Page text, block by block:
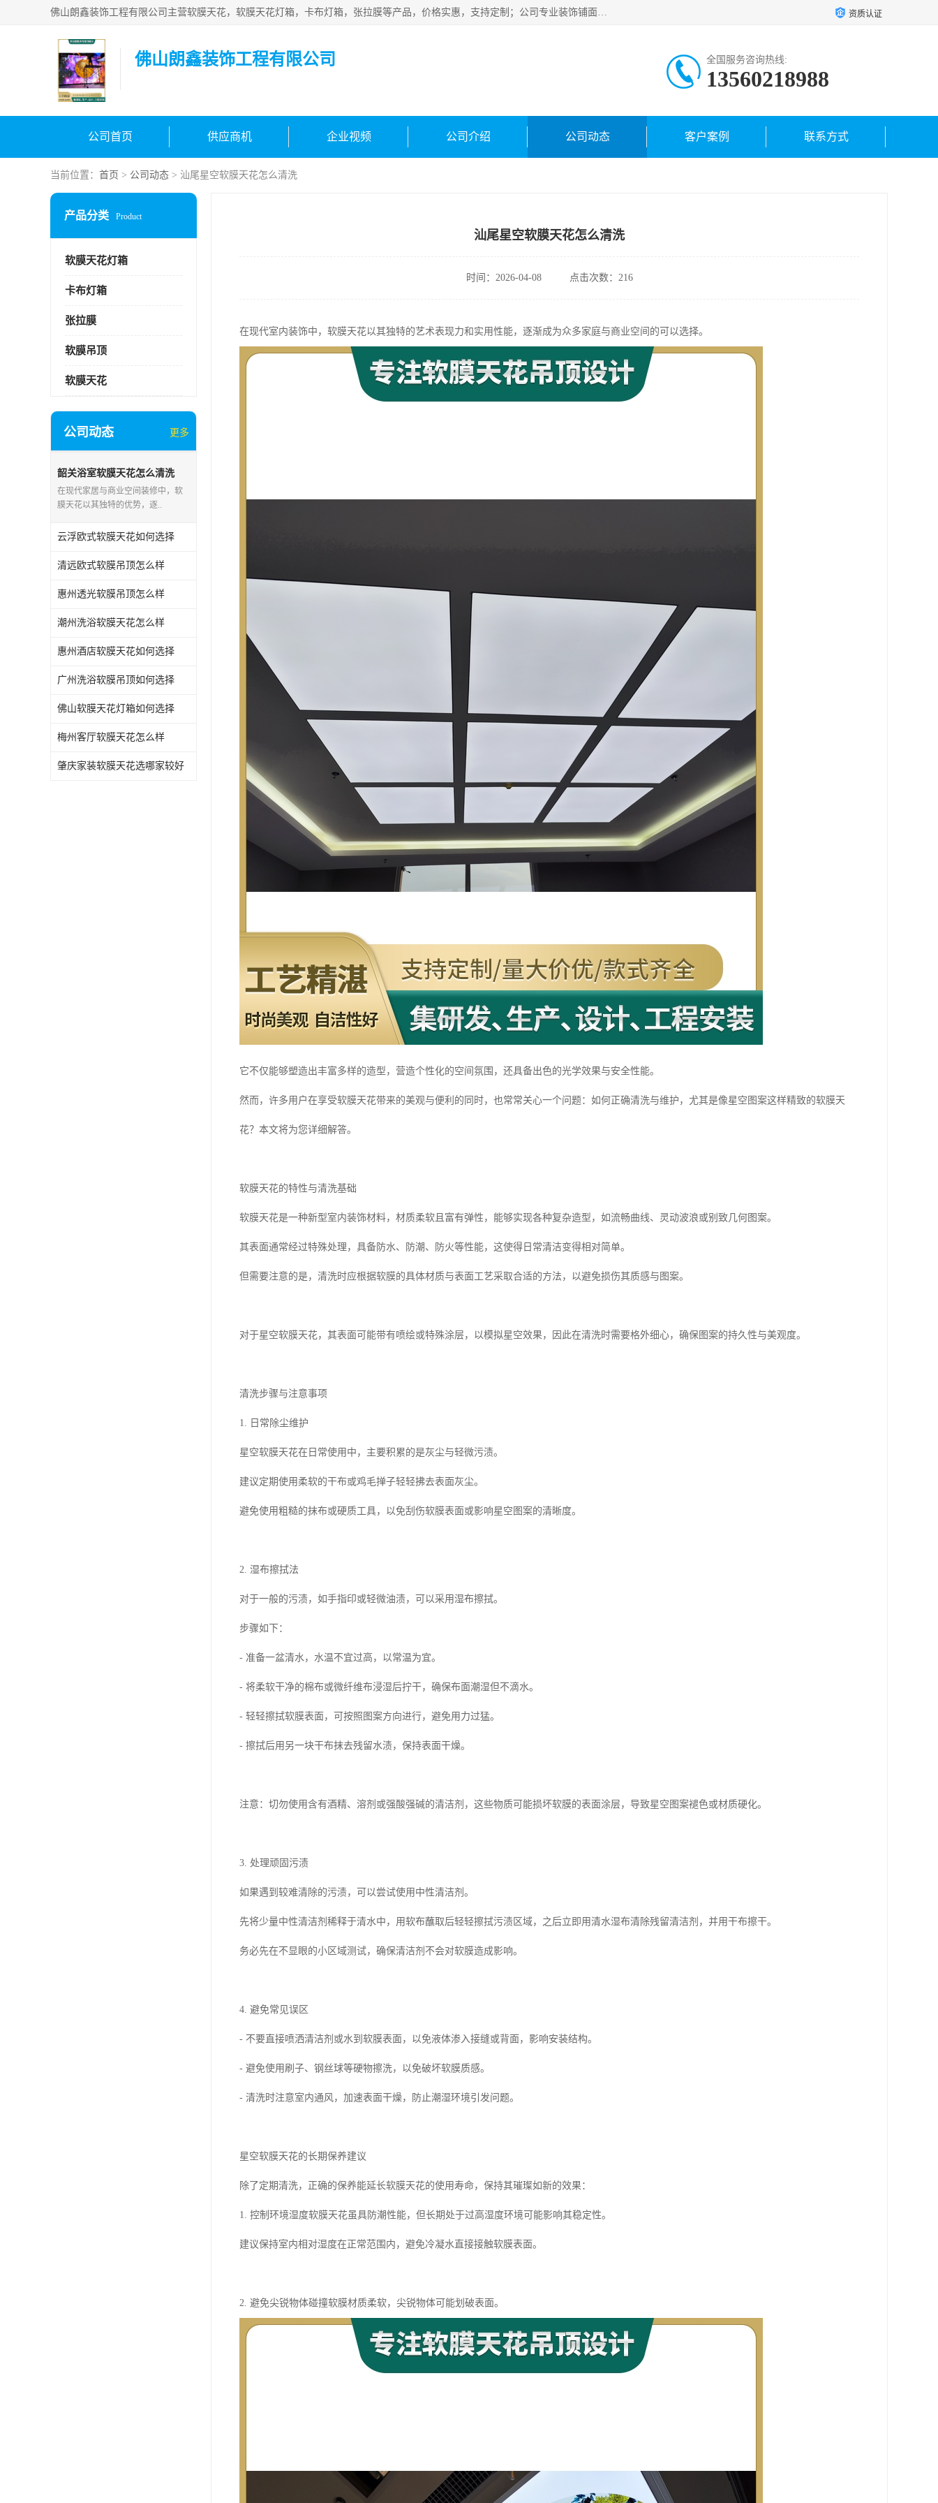
佛山朗鑫装饰工程有限公司主营软膜天花，软膜天花灯箱，卡布灯箱，张拉膜等产品，价格实惠，支持定制；公司专业装饰铺面，家居，会展特装，软膜等工程，技能精良人员，安装快、价格合理，质量保证、热诚与各方有识人士合作，欢迎新老客户来电咨询。 资质认证
佛山朗鑫装饰工程有限公司 全国服务咨询热线:
13560218988
公司首页 供应商机 企业视频 公司介绍 公司动态 客户案例 联系方式
当前位置： 首页 > 公司动态 > 汕尾星空软膜天花怎么清洗
产品分类 Product
软膜天花灯箱
卡布灯箱
张拉膜
软膜吊顶
软膜天花
公司动态 更多
韶关浴室软膜天花怎么清洗
在现代家居与商业空间装修中，软
膜天花以其独特的优势，逐..
云浮欧式软膜天花如何选择
清远欧式软膜吊顶怎么样
惠州透光软膜吊顶怎么样
潮州洗浴软膜天花怎么样
惠州酒店软膜天花如何选择
广州洗浴软膜吊顶如何选择
佛山软膜天花灯箱如何选择
梅州客厅软膜天花怎么样
肇庆家装软膜天花选哪家较好
汕尾星空软膜天花怎么清洗
时间：2026-04-08 点击次数：216
在现代室内装饰中，软膜天花以其独特的艺术表现力和实用性能，逐渐成为众多家庭与商业空间的可以选择。
它不仅能够塑造出丰富多样的造型，营造个性化的空间氛围，还具备出色的光学效果与安全性能。
然而，许多用户在享受软膜天花带来的美观与便利的同时，也常常关心一个问题：如何正确清洗与维护，尤其是像星空图案这样精致的软膜天
花？本文将为您详细解答。
软膜天花的特性与清洗基础
软膜天花是一种新型室内装饰材料，材质柔软且富有弹性，能够实现各种复杂造型，如流畅曲线、灵动波浪或别致几何图案。
其表面通常经过特殊处理，具备防水、防潮、防火等性能，这使得日常清洁变得相对简单。
但需要注意的是，清洗时应根据软膜的具体材质与表面工艺采取合适的方法，以避免损伤其质感与图案。
对于星空软膜天花，其表面可能带有喷绘或特殊涂层，以模拟星空效果，因此在清洗时需要格外细心，确保图案的持久性与美观度。
清洗步骤与注意事项
1. 日常除尘维护
星空软膜天花在日常使用中，主要积累的是灰尘与轻微污渍。
建议定期使用柔软的干布或鸡毛掸子轻轻拂去表面灰尘。
避免使用粗糙的抹布或硬质工具，以免刮伤软膜表面或影响星空图案的清晰度。
2. 湿布擦拭法
对于一般的污渍，如手指印或轻微油渍，可以采用湿布擦拭。
步骤如下：
- 准备一盆清水，水温不宜过高，以常温为宜。
- 将柔软干净的棉布或微纤维布浸湿后拧干，确保布面潮湿但不滴水。
- 轻轻擦拭软膜表面，可按照图案方向进行，避免用力过猛。
- 擦拭后用另一块干布抹去残留水渍，保持表面干燥。
注意：切勿使用含有酒精、溶剂或强酸强碱的清洁剂，这些物质可能损坏软膜的表面涂层，导致星空图案褪色或材质硬化。
3. 处理顽固污渍
如果遇到较难清除的污渍，可以尝试使用中性清洁剂。
先将少量中性清洁剂稀释于清水中，用软布蘸取后轻轻擦拭污渍区域，之后立即用清水湿布清除残留清洁剂，并用干布擦干。
务必先在不显眼的小区域测试，确保清洁剂不会对软膜造成影响。
4. 避免常见误区
- 不要直接喷洒清洁剂或水到软膜表面，以免液体渗入接缝或背面，影响安装结构。
- 避免使用刷子、钢丝球等硬物擦洗，以免破坏软膜质感。
- 清洗时注意室内通风，加速表面干燥，防止潮湿环境引发问题。
星空软膜天花的长期保养建议
除了定期清洗，正确的保养能延长软膜天花的使用寿命，保持其璀璨如新的效果：
1. 控制环境湿度软膜天花虽具防潮性能，但长期处于过高湿度环境可能影响其稳定性。
建议保持室内相对湿度在正常范围内，避免冷凝水直接接触软膜表面。
2. 避免尖锐物体碰撞软膜材质柔软，尖锐物体可能划破表面。